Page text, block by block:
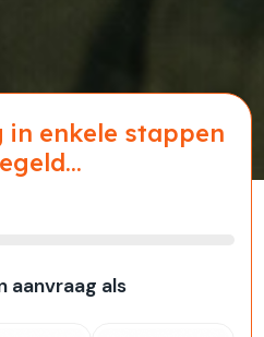
enkele stappen
aanvraag als